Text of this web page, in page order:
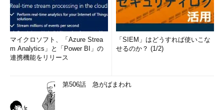
画面8 アップデートしたパッケージがあると一覧
が表示される
そのまま［Next -->］ボタンをクリックしていくと、パッケー
ジがアップデートされます。
Cygwin/XFree86のインストール
マイクロソフト、「Azure Strea
m Analytics」と「Power BI」の
連携機能をリリース
「SIEM」はどうすれば使いこな
せるのか？ (1/2)
第506話 急がばまわれ